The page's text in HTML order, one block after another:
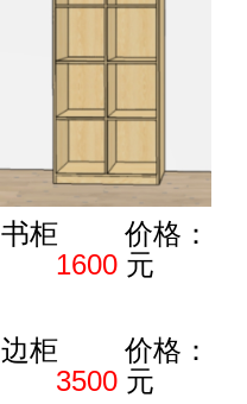
书柜 价格：
1600 元
边柜 价格：
3500 元